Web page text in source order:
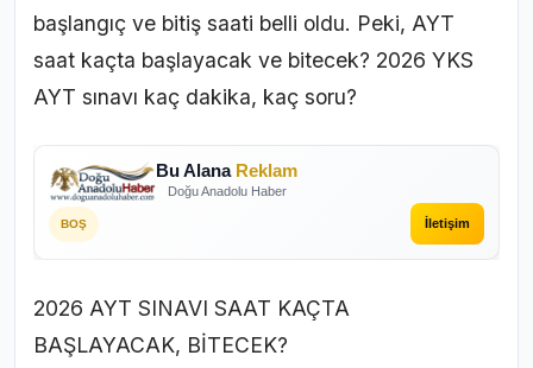
başlangıç ve bitiş saati belli oldu. Peki, AYT
saat kaçta başlayacak ve bitecek? 2026 YKS
AYT sınavı kaç dakika, kaç soru?
Bu Alana Reklam
Doğu Anadolu Haber
BOŞ İletişim
2026 AYT SINAVI SAAT KAÇTA
BAŞLAYACAK, BİTECEK?